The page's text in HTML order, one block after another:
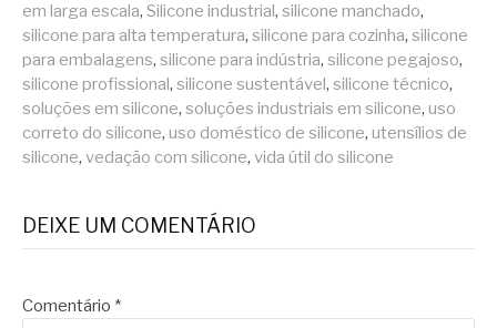
em larga escala, Silicone industrial, silicone manchado,
silicone para alta temperatura, silicone para cozinha, silicone
para embalagens, silicone para indústria, silicone pegajoso,
silicone profissional, silicone sustentável, silicone técnico,
soluções em silicone, soluções industriais em silicone, uso
correto do silicone, uso doméstico de silicone, utensílios de
silicone, vedação com silicone, vida útil do silicone
DEIXE UM COMENTÁRIO
Comentário *